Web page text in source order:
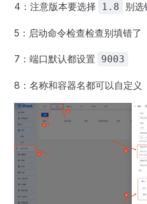
4：注意版本要选择 1.8 别选
5：启动命令检查检查别填错了
7：端口默认都设置 9003
8：名称和容器名都可以自定义